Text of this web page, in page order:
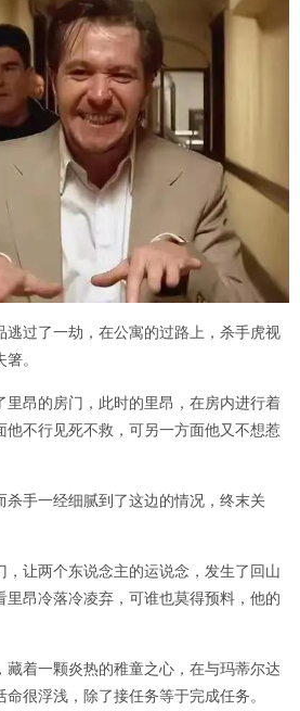
逃过了一劫，在公寓的过路上，杀手虎视
。
里昂的房门，此时的里昂，在房内进行着
他不行见死不救，可另一方面他又不想惹
杀手一经细腻到了这边的情况，终末关
，让两个东说念主的运说念，发生了回山
里昂冷落冷凌弃，可谁也莫得预料，他的
藏着一颗炎热的稚童之心，在与玛蒂尔达
很浮浅，除了接任务等于完成任务。